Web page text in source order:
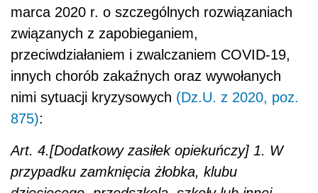
marca 2020 r. o szczególnych rozwiązaniach
związanych z zapobieganiem,
przeciwdziałaniem i zwalczaniem COVID-19,
innych chorób zakaźnych oraz wywołanych
nimi sytuacji kryzysowych (Dz.U. z 2020, poz.
875):
Art. 4.[Dodatkowy zasiłek opiekuńczy] 1. W
przypadku zamknięcia żłobka, klubu